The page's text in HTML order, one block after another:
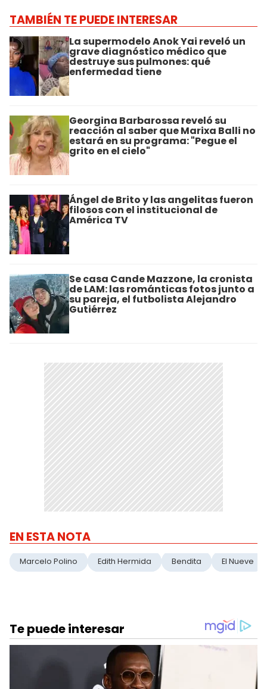
TAMBIÉN TE PUEDE INTERESAR
La supermodelo Anok Yai reveló un
grave diagnóstico médico que
destruye sus pulmones: qué
enfermedad tiene
Georgina Barbarossa reveló su
reacción al saber que Marixa Balli no
estará en su programa: "Pegue el
grito en el cielo"
Ángel de Brito y las angelitas fueron
filosos con el institucional de
América TV
Se casa Cande Mazzone, la cronista
de LAM: las románticas fotos junto a
su pareja, el futbolista Alejandro
Gutiérrez
EN ESTA NOTA
Marcelo Polino Edith Hermida Bendita El Nueve